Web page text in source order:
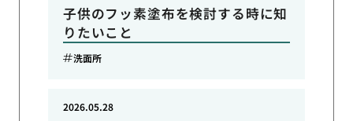
子供のフッ素塗布を検討する時に知
りたいこと
洗面所
2026.05.28